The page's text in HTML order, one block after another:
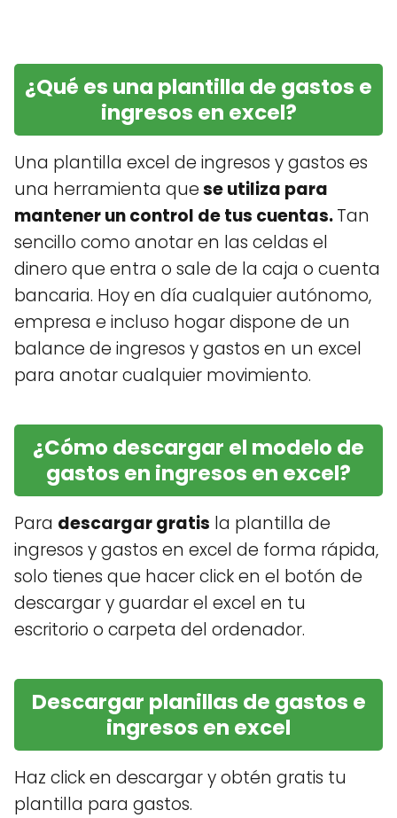
¿Qué es una plantilla de gastos e
ingresos en excel?
Una plantilla excel de ingresos y gastos es
una herramienta quese utiliza para
mantener un control de tus cuentas.Tan
sencillo como anotar en las celdas el
dinero que entra o sale de la caja o cuenta
bancaria. Hoy en día cualquier autónomo,
empresa e incluso hogar dispone de un
balance de ingresos y gastos en un excel
para anotar cualquier movimiento.
¿Cómo descargar el modelo de
gastos en ingresos en excel?
Para descargar gratis la plantilla de
ingresos y gastos en excel de forma rápida,
solo tienes que hacer click en el botón de
descargar y guardar el excel en tu
escritorio o carpeta del ordenador.
Descargar planillas de gastos e
ingresos en excel
Haz click en descargar y obtén gratis tu
plantilla para gastos.